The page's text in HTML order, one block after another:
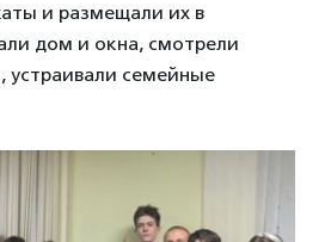
и размещали их в
дом и окна, смотрели
семейные